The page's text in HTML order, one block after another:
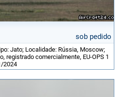
sob pedido
Jato; Localidade: Rússia, Moscow;
registrado comercialmente, EU-OPS 1
2024